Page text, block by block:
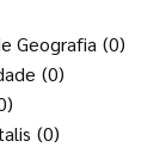
Geografia (0)
(0)
(0)